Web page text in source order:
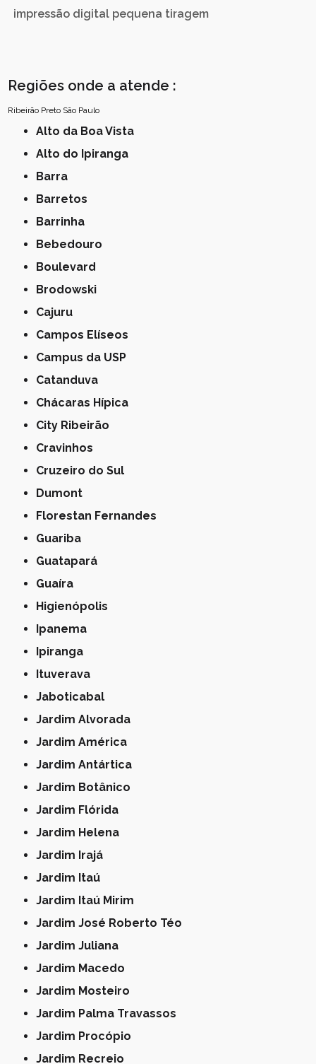
impressão digital pequena tiragem
Regiões onde a atende :
Ribeirão Preto São Paulo
Alto da Boa Vista
Alto do Ipiranga
Barra
Barretos
Barrinha
Bebedouro
Boulevard
Brodowski
Cajuru
Campos Elíseos
Campus da USP
Catanduva
Chácaras Hípica
City Ribeirão
Cravinhos
Cruzeiro do Sul
Dumont
Florestan Fernandes
Guariba
Guatapará
Guaíra
Higienópolis
Ipanema
Ipiranga
Ituverava
Jaboticabal
Jardim Alvorada
Jardim América
Jardim Antártica
Jardim Botânico
Jardim Flórida
Jardim Helena
Jardim Irajá
Jardim Itaú
Jardim Itaú Mirim
Jardim José Roberto Téo
Jardim Juliana
Jardim Macedo
Jardim Mosteiro
Jardim Palma Travassos
Jardim Procópio
Jardim Recreio